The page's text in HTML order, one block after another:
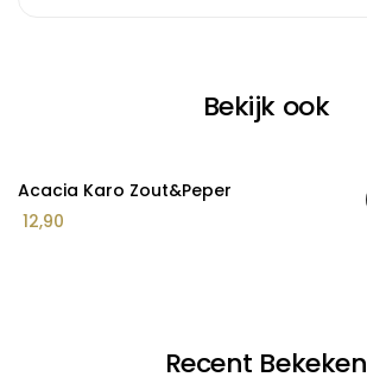
Bekijk ook
Acacia Karo Zout&Peper
12,90
Recent Bekeken